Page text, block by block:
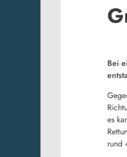
Bei
es
rund